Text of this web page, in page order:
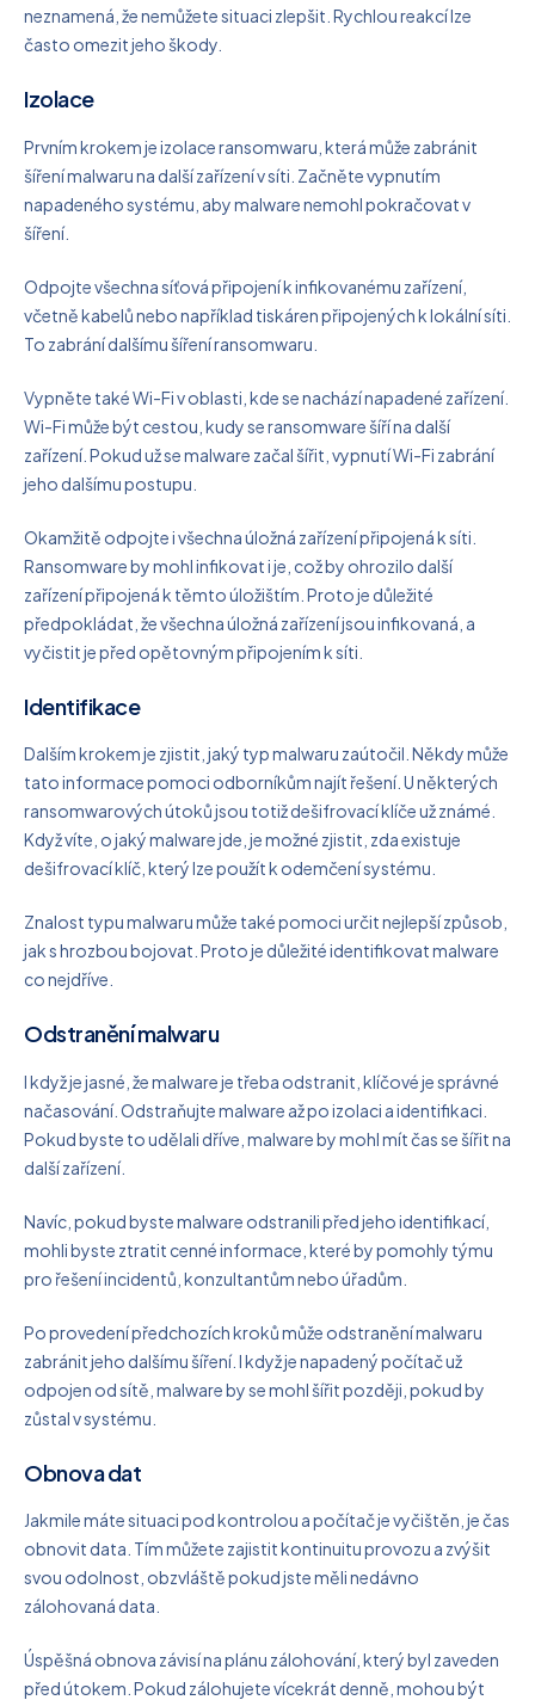
neznamená, že nemůžete situaci zlepšit. Rychlou reakcí lze
často omezit jeho škody.
Izolace
Prvním krokem je izolace ransomwaru, která může zabránit
šíření malwaru na další zařízení v síti. Začněte vypnutím
napadeného systému, aby malware nemohl pokračovat v
šíření.
Odpojte všechna síťová připojení k infikovanému zařízení,
včetně kabelů nebo například tiskáren připojených k lokální síti.
To zabrání dalšímu šíření ransomwaru.
Vypněte také Wi-Fi v oblasti, kde se nachází napadené zařízení.
Wi-Fi může být cestou, kudy se ransomware šíří na další
zařízení. Pokud už se malware začal šířit, vypnutí Wi-Fi zabrání
jeho dalšímu postupu.
Okamžitě odpojte i všechna úložná zařízení připojená k síti.
Ransomware by mohl infikovat i je, což by ohrozilo další
zařízení připojená k těmto úložištím. Proto je důležité
předpokládat, že všechna úložná zařízení jsou infikovaná, a
vyčistit je před opětovným připojením k síti.
Identifikace
Dalším krokem je zjistit, jaký typ malwaru zaútočil. Někdy může
tato informace pomoci odborníkům najít řešení. U některých
ransomwarových útoků jsou totiž dešifrovací klíče už známé.
Když víte, o jaký malware jde, je možné zjistit, zda existuje
dešifrovací klíč, který lze použít k odemčení systému.
Znalost typu malwaru může také pomoci určit nejlepší způsob,
jak s hrozbou bojovat. Proto je důležité identifikovat malware
co nejdříve.
Odstranění malwaru
I když je jasné, že malware je třeba odstranit, klíčové je správné
načasování. Odstraňujte malware až po izolaci a identifikaci.
Pokud byste to udělali dříve, malware by mohl mít čas se šířit na
další zařízení.
Navíc, pokud byste malware odstranili před jeho identifikací,
mohli byste ztratit cenné informace, které by pomohly týmu
pro řešení incidentů, konzultantům nebo úřadům.
Po provedení předchozích kroků může odstranění malwaru
zabránit jeho dalšímu šíření. I když je napadený počítač už
odpojen od sítě, malware by se mohl šířit později, pokud by
zůstal v systému.
Obnova dat
Jakmile máte situaci pod kontrolou a počítač je vyčištěn, je čas
obnovit data. Tím můžete zajistit kontinuitu provozu a zvýšit
svou odolnost, obzvláště pokud jste měli nedávno
zálohovaná data.
Úspěšná obnova závisí na plánu zálohování, který byl zaveden
před útokem. Pokud zálohujete vícekrát denně, mohou být